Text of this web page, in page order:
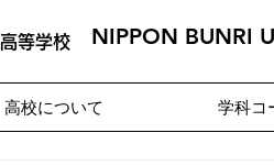
等学校 NIPPON BUNRI
高校について 学科コ